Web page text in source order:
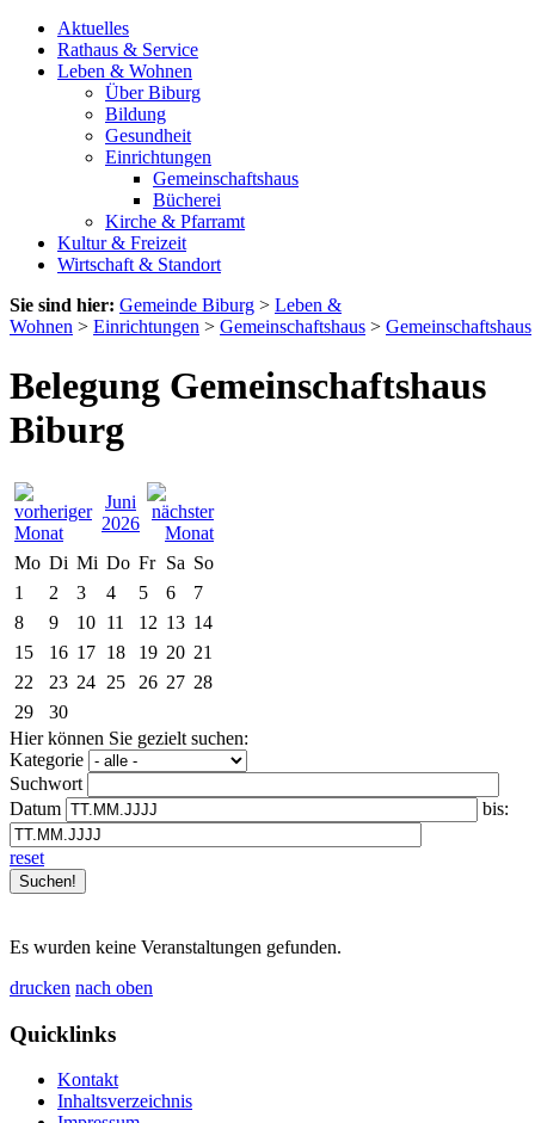
Aktuelles
Rathaus & Service
Leben & Wohnen
Über Biburg
Bildung
Gesundheit
Einrichtungen
Gemeinschaftshaus
Bücherei
Kirche & Pfarramt
Kultur & Freizeit
Wirtschaft & Standort
Sie sind hier: Gemeinde Biburg > Leben &
Wohnen > Einrichtungen > Gemeinschaftshaus > Gemeinschaftshaus
Belegung Gemeinschaftshaus
Biburg
Juni
2026
Mo Di Mi Do Fr Sa So
1
2 3 4 5 6
7
8
9 10 11 12 13 14
15
16 17 18 19 20 21
22
23 24 25 26 27 28
29
30
Hier können Sie gezielt suchen:
Kategorie
Suchwort
Datum
bis:
reset
Es wurden keine Veranstaltungen gefunden.
drucken nach oben
Quicklinks
Kontakt
Inhaltsverzeichnis